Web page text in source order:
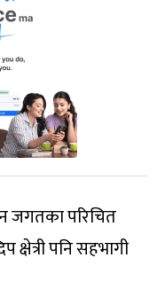
जगतका परिचित
क्षेत्री पनि सहभागी